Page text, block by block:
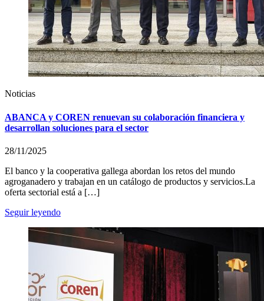
Noticias
ABANCA y COREN renuevan su colaboración financiera y
desarrollan soluciones para el sector
28/11/2025
El banco y la cooperativa gallega abordan los retos del mundo
agroganadero y trabajan en un catálogo de productos y servicios.La
oferta sectorial está a […]
Seguir leyendo